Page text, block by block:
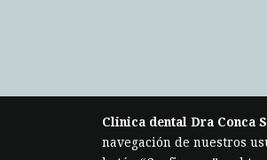
Clinica dental Dra Conca
navegación de nuestros